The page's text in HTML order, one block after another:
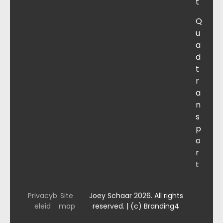
Q
u
a
d
t
r
a
n
s
p
o
r
t
Joey Schaar 2026. All rights
reserved. | (c) Branding4
Privacyb
eleid
Site
map